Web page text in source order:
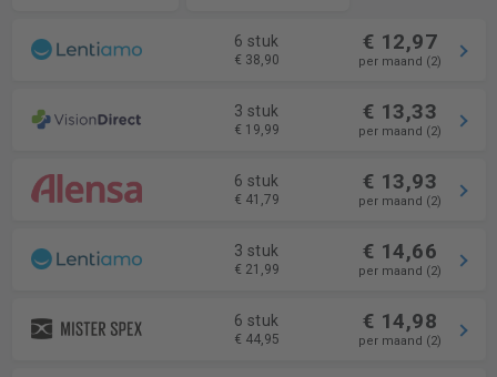
6 stuk
€ 38,90
€ 12,97
per maand (2)
3 stuk
€ 19,99
€ 13,33
per maand (2)
6 stuk
€ 41,79
€ 13,93
per maand (2)
3 stuk
€ 21,99
€ 14,66
per maand (2)
6 stuk
€ 44,95
€ 14,98
per maand (2)